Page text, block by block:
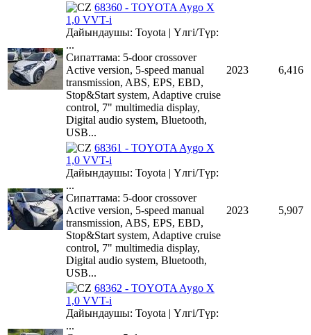
68360 - TOYOTA Aygo X
1,0 VVT-i
Дайындаушы: Toyota | Үлгі/Түр:
...
Сипаттама: 5-door crossover
Active version, 5-speed manual
transmission, ABS, EPS, EBD,
Stop&Start system, Adaptive cruise
control, 7" multimedia display,
Digital audio system, Bluetooth,
USB...
2023 6,416
68361 - TOYOTA Aygo X
1,0 VVT-i
Дайындаушы: Toyota | Үлгі/Түр:
...
Сипаттама: 5-door crossover
Active version, 5-speed manual
transmission, ABS, EPS, EBD,
Stop&Start system, Adaptive cruise
control, 7" multimedia display,
Digital audio system, Bluetooth,
USB...
2023 5,907
68362 - TOYOTA Aygo X
1,0 VVT-i
Дайындаушы: Toyota | Үлгі/Түр:
...